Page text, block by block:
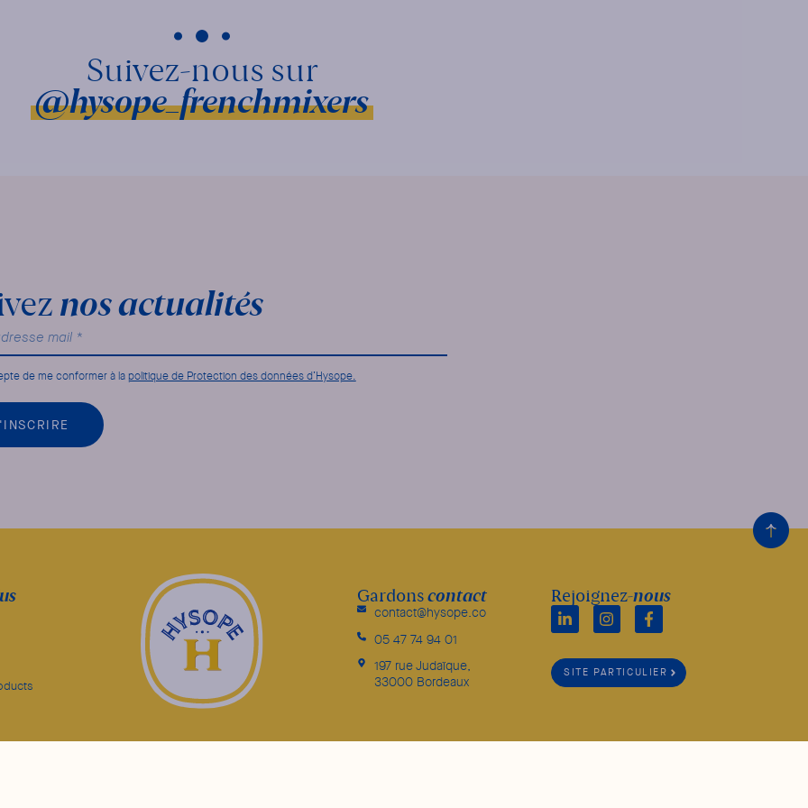
@hysope_frenchmixers
nos actualités
de me conformer à lapolitique de Protection des données d’Hysope.
Gardonscontact
contact@hysope.co
05 47 74 94 01
197 rue Judaïque,
33000 Bordeaux
Rejoignez-nous
SITE PARTICULIER